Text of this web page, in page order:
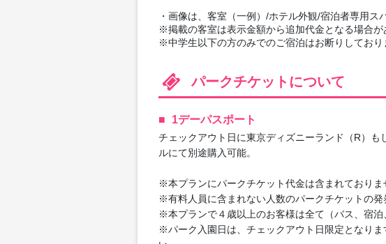
・画像は、客室（一例）/ホテル外観/宿泊者専用ス
※掲載の客室は表示金額から追加代金となる場合が
※中学生以下の方のみでのご宿泊はお断りしてお
パークチケットについて
1デーパスポート
チェックアウト日に東京ディズニーランド（R）
ルにて別途購入可能。
※本プランにパークチケット代金は含まれておりま
※有料人員に含まれない人数のパークチケットの発
※本プランで４歳以上のお客様は全て（バス、宿泊
※パーク入園日は、チェックアウト日限定となり